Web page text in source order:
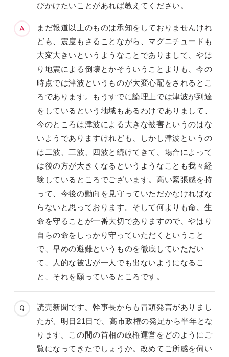
びかけたいことがあれば教えてください。
まだ報道以上のものは承知をしておりませんけれ
ども、震度もさることながら、マグニチュードも
大変大きいというようなことでありまして、やは
り地震による倒壊とかそういうことよりも、今の
時点では津波というものが大変心配をされるとこ
ろであります。もうすでに論理上では津波が到達
をしているという地域もあるわけでありまして、
今のところは津波による大きな被害というのはな
いようでありますけれども、しかし津波というの
は二波、三波、四波と続けてきて、場合によって
は後の方が大きくなるというようなことも我々経
験しているところでございます。高い緊張感を持
って、今後の動向を見守っていただかなければな
らないと思っております。そして何よりも命、生
命を守ることが一番大切でありますので、やはり
自らの命をしっかり守っていただくということ
で、早めの避難というものを徹底していただい
て、人的な被害が一人でも出ないようになるこ
と、それを願っているところです。
読売新聞です。幹事長からも冒頭発言がありまし
たが、明日21日で、高市政権の発足から半年とな
ります。この間の首相の政権運営をどのようにご
覧になってきたでしょうか。改めてご所感を伺い